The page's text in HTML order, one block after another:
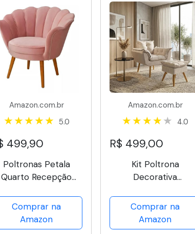
Amazon.com.br
5.0
499,90
Poltronas Petala
Quarto Recepção
Consultório
- Platinum Decor
Comprar na
Amazon
Amazon.com.br
4.0
R$ 499,00
Kit Poltrona
Decorativa
Recepção Manicure
com Puff Para Quarto
Penteadeira Closet
Comprar na
Amazon